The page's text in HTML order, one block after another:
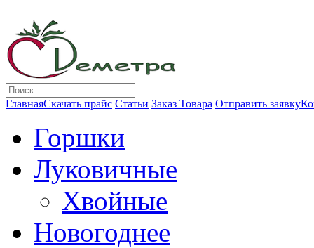
ГлавнаяСкачать прайс Статьи Заказ Товара Отправить заявку
Горшки
Луковичные
Хвойные
Новогоднее